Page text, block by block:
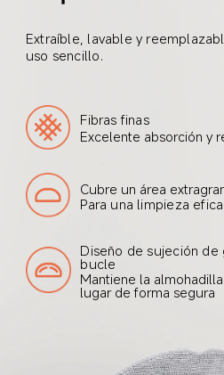
Extraíble, lavable y
uso sencillo.
Fibras finas
Excelente absorción y
Cubre un área
Para una limpieza
Diseño de sujeción de
bucle
Mantiene la
lugar de forma segura